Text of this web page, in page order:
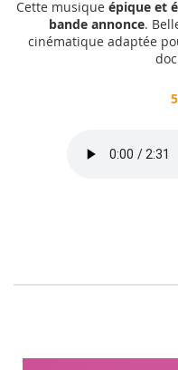
Cette musique épique et
bande annonce.
cinématique adaptée